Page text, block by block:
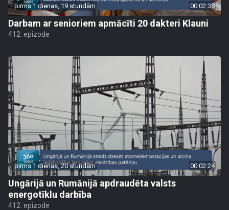
pirms 1 dienas, 19 stundām 00:02:38
Darbam ar senioriem apmācīti 20 dakteri Klauni
412. epizode
pirms 1 dienas, 20 stundām 00:02:24
Ungārijā un Rumānijā apdraudēta valsts
energotīklu darbība
412. epizode